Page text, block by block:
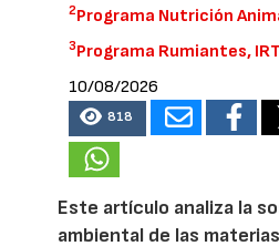
2Programa Nutrición
3Programa Rumiantes,
10/08/2026
818
Este artículo analiza la
ambiental de las